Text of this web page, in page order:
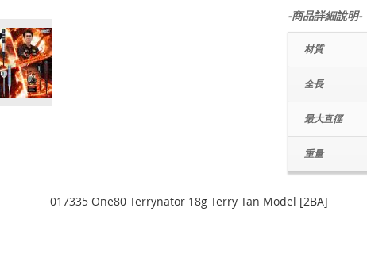
-商品詳細說明-
材質
全長
最大直徑
重量
017335 One80 Terrynator 18g Terry Tan Model [2BA]